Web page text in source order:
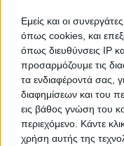
Εμείς και οι
όπως cookies, και
όπως διευθύνσεις IP
προσαρμόζουμε τις
τα ενδιαφέροντά σας,
διαφημίσεων και του
εις βάθος γνώση του
περιεχόμενο. Κάντε
χρήση αυτής της
Νομικός
Συντονισμός
Τεχνικός
εμπορικής
Θέλεις